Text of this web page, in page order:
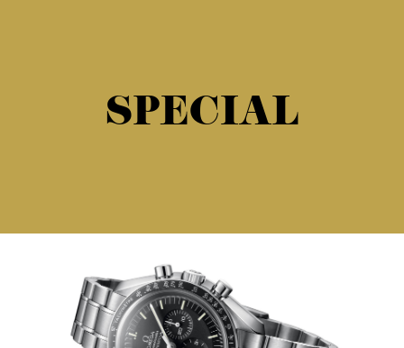
SPECIAL